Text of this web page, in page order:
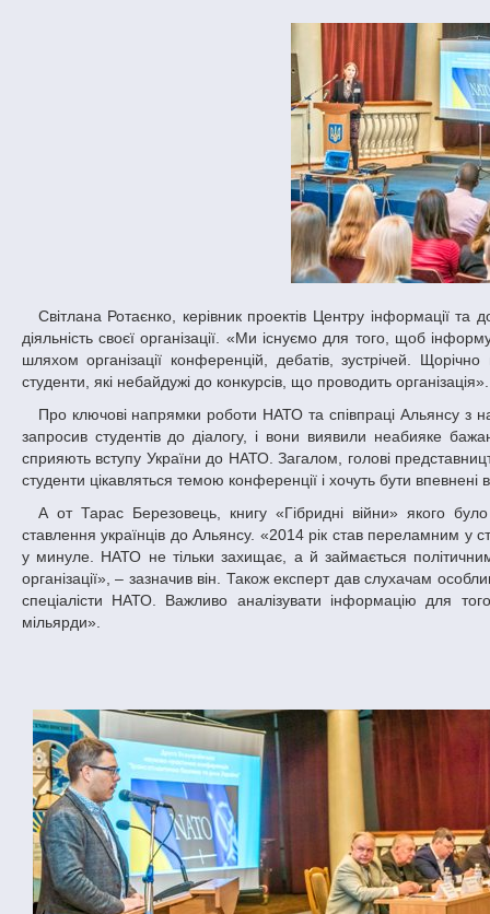
Світлана Ротаєнко, керівник проектів Центру інформації та документації НАТО в Україні, за сприяння якого відбувся захід, розповіла про
діяльність своєї організації. «Ми існуємо для того, щоб
шляхом організації конференцій, дебатів, зустрічей.
студенти, які небайдужі до конкурсів, що проводить організація».
Про ключові напрямки роботи НАТО та співпраці Альянсу з нашою країною розповідав відвідувачам конференції і Олександр Вінніков. Він
запросив студентів до діалогу, і вони виявили неабияке
сприяють вступу України до НАТО. Загалом, голові
студенти цікавляться темою конференції і хочуть бути
А от Тарас Березовець, книгу «Гібридні війни» якого було обіцяно в якості подарунка авторам найкращих доповідей, розповів про
ставлення українців до Альянсу. «2014 рік став переламним у
у минуле. НАТО не тільки захищає, а й займається
організації», – зазначив він. Також експерт дав слухачам
спеціалісти НАТО. Важливо аналізувати інформацію для
мільярди».